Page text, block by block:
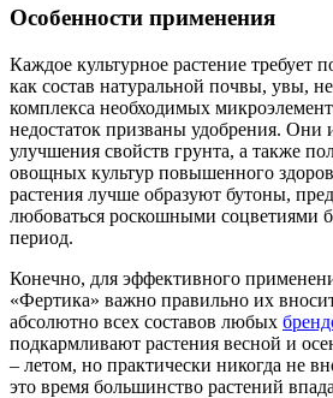
Особенности применения
Каждое культурное растение требует
как состав натуральной почвы, увы,
комплекса необходимых
недостаток призваны удобрения. Они
улучшения свойств грунта, а также
овощных культур повышенного
растения лучше образуют бутоны,
любоваться роскошными соцветиями
период.
Конечно, для эффективного
«Фертика» важно правильно их
абсолютно всех составов любых
подкармливают растения весной и
– летом, но практически никогда не
это время большинство растений